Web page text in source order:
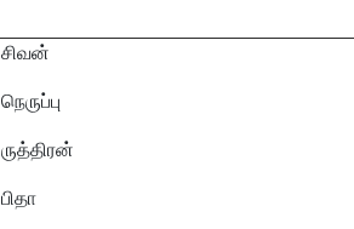
சிவன்
நெருப்பு
ருத்திரன்
பிதா